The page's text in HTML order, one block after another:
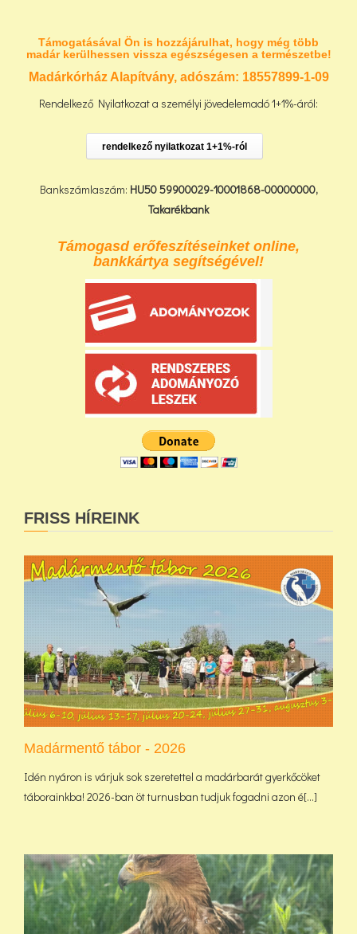
Támogatásával Ön is hozzájárulhat, hogy még több
madár kerülhessen vissza egészségesen a természetbe!
Madárkórház Alapítvány, adószám: 18557899-1-09
Rendelkező Nyilatkozat a személyi jövedelemadó 1+1%-áról:
rendelkező nyilatkozat 1+1%-ról
Bankszámlaszám: HU50 59900029-10001868-00000000,
Takarékbank
Támogasd erőfeszítéseinket online,
bankkártya segítségével!
FRISS HÍREINK
Madármentő tábor - 2026
Idén nyáron is várjuk sok szeretettel a madárbarát gyerkőcöket
táborainkba! 2026-ban öt turnusban tudjuk fogadni azon é[...]